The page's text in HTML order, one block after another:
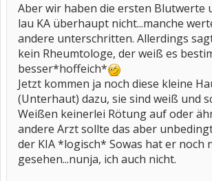
Aber wir haben die ersten Blutwerte
lau KA überhaupt nicht...manche
andere unterschritten. Allerdings
kein Rheumtologe, der weiß es
besser*hoffeich*
Jetzt kommen ja noch diese kleine
(Unterhaut) dazu, sie sind weiß und
Weißen keinerlei Rötung auf oder
andere Arzt sollte das aber
der KIA *logisch* Sowas hat er noch
gesehen...nunja, ich auch nicht.